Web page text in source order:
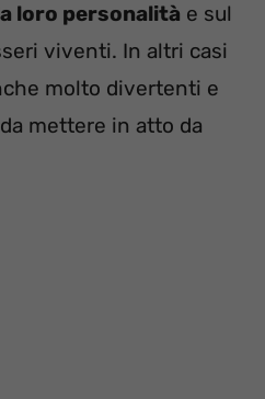
loro personalità e sul
viventi. In altri casi
molto divertenti e
da mettere in atto da